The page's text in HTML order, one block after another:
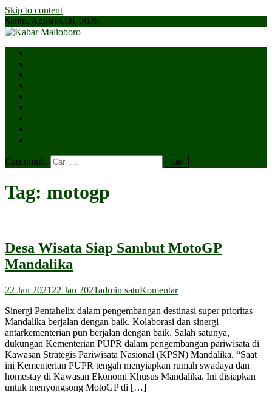
Skip to content
Sabtu, Agustus 08, 2026
Cari untuk:
Tag: motogp
Desa Wisata Siap Sambut MotoGP
Mandalika
22 Jan 2021 22 Jan 2021admin satuKomentar
Sinergi Pentahelix dalam pengembangan destinasi super prioritas
Mandalika berjalan dengan baik. Kolaborasi dan sinergi
antarkementerian pun berjalan dengan baik. Salah satunya,
dukungan Kementerian PUPR dalam pengembangan pariwisata di
Kawasan Strategis Pariwisata Nasional (KPSN) Mandalika. “Saat
ini Kementerian PUPR tengah menyiapkan rumah swadaya dan
homestay di Kawasan Ekonomi Khusus Mandalika. Ini disiapkan
untuk menyongsong MotoGP di […]